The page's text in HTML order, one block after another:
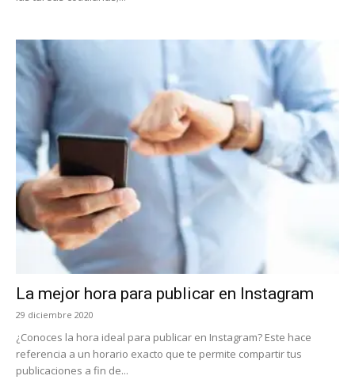
La mejor hora para publicar en Instagram
29 diciembre 2020
¿Conoces la hora ideal para publicar en Instagram? Este hace
referencia a un horario exacto que te permite compartir tus
publicaciones a fin de...